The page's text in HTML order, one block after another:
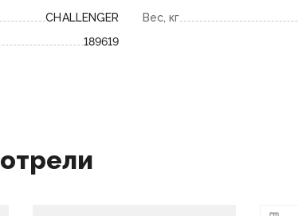
CHALLENGER
189619
Вес, кг